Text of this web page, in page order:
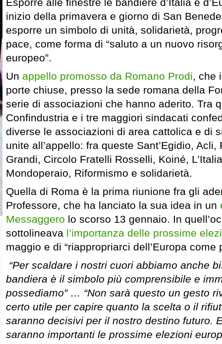
Esporre alle finestre le bandiere d’Italia e
inizio della primavera e giorno di San
esporre un simbolo di unità, solidarietà,
pace, come forma di “saluto a un nuovo
europeo”.
Un appello promosso da Romano Prodi, che
porte chiuse, presso la sede romana della
serie di associazioni che hanno aderito. Tra
Confindustria e i tre maggiori sindacati
diverse le associazioni di area cattolica e di
unite all’appello: fra queste Sant’Egidio,
Grandi, Circolo Fratelli Rosselli, Koiné,
Mondoperaio, Riformismo e solidarietà.
Quella di Roma è la prima riunione fra gli
Professore, che ha lanciato la sua idea in un
Messaggero lo scorso 13 gennaio. In
sottolineava l’importanza delle prossime
maggio e di “riappropriarci dell’Europa come
“Per scaldare i nostri cuori abbiamo anche
bandiera è il simbolo più comprensibile e
possediamo” … “Non sarà questo un gesto
certo utile per capire quanto la scelta o il
saranno decisivi per il nostro destino futuro.
saranno importanti le prossime elezioni